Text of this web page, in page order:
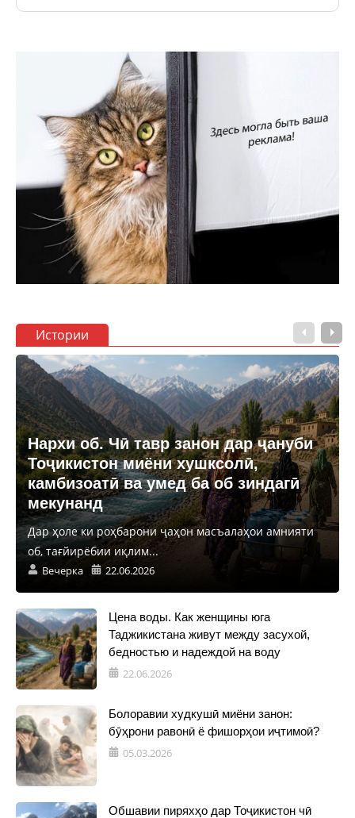
Истории
Нархи об. Чӣ тавр занон дар ҷануби
Тоҷикистон миёни хушксолӣ,
камбизоатӣ ва умед ба об зиндагӣ
мекунанд
Дар ҳоле ки роҳбарони ҷаҳон масъалаҳои амнияти
об, тағйирёбии иқлим...
Вечерка 22.06.2026
Цена воды. Как женщины юга
Таджикистана живут между засухой,
бедностью и надеждой на воду
22.06.2026
Болоравии худкушӣ миёни занон:
бӯҳрони равонӣ ё фишорҳои иҷтимоӣ?
05.03.2026
Обшавии пиряхҳо дар Тоҷикистон чӣ